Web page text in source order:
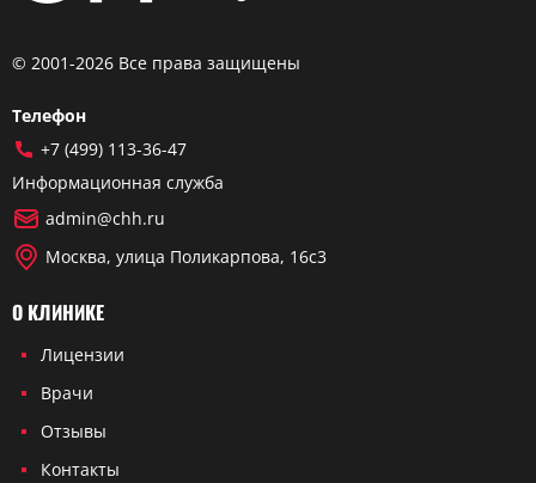
© 2001-2026 Все права защищены
Телефон
+7 (499) 113-36-47
Информационная служба
admin@chh.ru
Москва, улица Поликарпова, 16с3
О КЛИНИКЕ
Лицензии
Врачи
Отзывы
Контакты